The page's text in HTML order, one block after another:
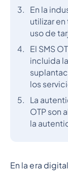
En la
utilizar
uso de
El SMS
incluida
los
La
OTP son
la
En la era